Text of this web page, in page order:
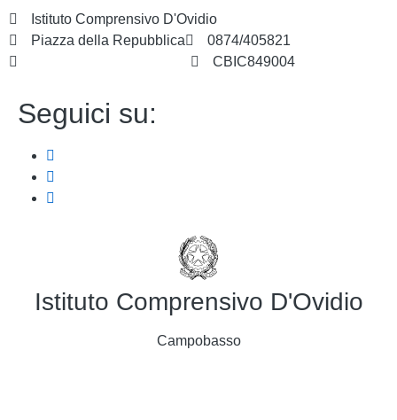
Istituto Comprensivo D'Ovidio
Piazza della Repubblica
0874/405821
CBIC849004
Seguici su:
Istituto Comprensivo D'Ovidio
Campobasso